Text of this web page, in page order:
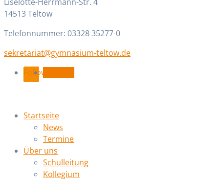
Liselotte-Herrmann-Str. 4
14513 Teltow
Telefonnummer: 03328 35277-0
ed.wotlet-muisanmyg@tairaterkes
Follow
Startseite
News
Termine
Über uns
Schulleitung
Kollegium